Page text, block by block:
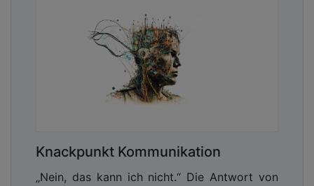
Knackpunkt Kommunikation
„Nein, das kann ich nicht.“ Die Antwort von